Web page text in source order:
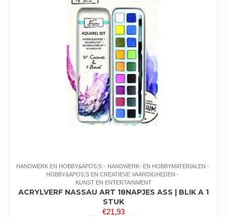
HANDWERK EN HOBBY&APOS;S
HANDWERK- EN HOBBYMATERIALEN
HOBBY&APOS;S EN CREATIEVE VAARDIGHEDEN
KUNST EN ENTERTAINMENT
ACRYLVERF NASSAU ART 18NAPJES ASS | BLIK A 1
STUK
€21,93